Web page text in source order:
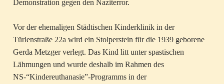
Demonstration gegen den Naziterror.
Vor der ehemaligen Städtischen Kinderklinik in der
Türlenstraße 22a wird ein Stolperstein für die 1939 geborene
Gerda Metzger verlegt. Das Kind litt unter spastischen
Lähmungen und wurde deshalb im Rahmen des
NS-“Kindereuthanasie”-Programms in der